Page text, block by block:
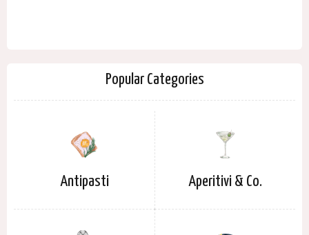
Popular Categories
Antipasti Aperitivi & Co.